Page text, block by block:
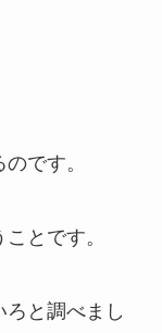
です。
とです。
と調べまし